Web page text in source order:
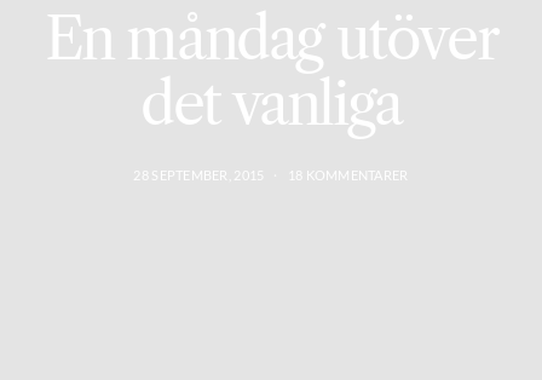
En måndag utöver
det vanliga
28 SEPTEMBER, 2015 18 KOMMENTARER